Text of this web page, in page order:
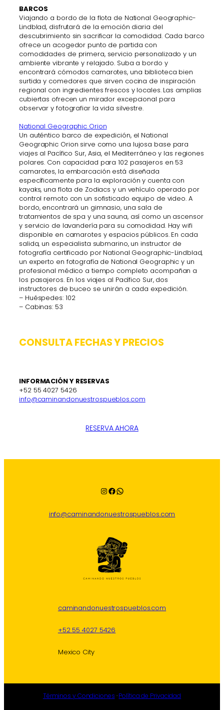
BARCOS
Viajando a bordo de la flota de National Geographic-
Lindblad, disfrutará de la emoción diaria del
descubrimiento sin sacrificar la comodidad. Cada barco
ofrece un acogedor punto de partida con
comodidades de primera, servicio personalizado y un
ambiente vibrante y relajado. Suba a bordo y
encontrará cómodos camarotes, una biblioteca bien
surtida y comedores que sirven cocina de inspiración
regional con ingredientes frescos y locales. Las amplias
cubiertas ofrecen un mirador excepcional para
observar y fotografiar la vida silvestre.
National Geographic Orion
Un auténtico barco de expedición, el National
Geographic Orion sirve como una lujosa base para
viajes al Pacífico Sur, Asia, el Mediterráneo y las regiones
polares. Con capacidad para 102 pasajeros en 53
camarotes, la embarcación está diseñada
específicamente para la exploración y cuenta con
kayaks, una flota de Zodiacs y un vehículo operado por
control remoto con un sofisticado equipo de video. A
bordo, encontrará un gimnasio, una sala de
tratamientos de spa y una sauna, así como un ascensor
y servicio de lavandería para su comodidad. Hay wifi
disponible en camarotes y espacios públicos. En cada
salida, un especialista submarino, un instructor de
fotografía certificado por National Geographic-Lindblad,
un experto en fotografía de National Geographic y un
profesional médico a tiempo completo acompañan a
los pasajeros. En los viajes al Pacífico Sur, dos
instructores de buceo se unirán a cada expedición.
– Huéspedes: 102
– Cabinas: 53
CONSULTA FECHAS Y PRECIOS
INFORMACIÓN Y RESERVAS
+52 55 4027 5426
info@caminandonuestrospueblos.com
RESERVA AHORA
InstagramFacebook WhatsApp
info@caminandonuestrospueblos.com
caminandonuestrospueblos.com
+52 55 4027 5426
Mexico City
Términos y Condiciones ·Política de Privacidad